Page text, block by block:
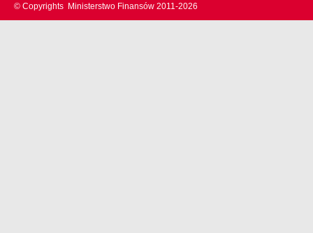
© Copyrights Ministerstwo Finansów 2011-2026